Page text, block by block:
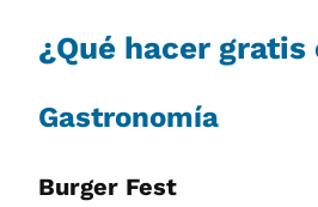
¿Qué hacer gratis
Gastronomía
Burger Fest